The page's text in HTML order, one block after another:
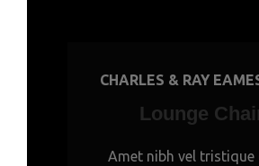
CHARLES & RAY
Lounge
Amet nibh vel tristique